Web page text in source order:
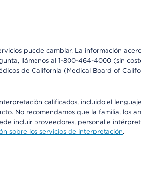
puede cambiar. La información
llámenos al 1-800-464-4000 (sin
de California (Medical Board of
calificados, incluido el
No recomendamos que la familia, los
incluir proveedores, personal e
sobre los servicios de interpretación.